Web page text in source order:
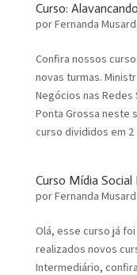
Curso:
porFernanda
Confira nossos
novas turmas.
Negócios nas
Ponta Grossa neste
curso divididos em
Curso Mídia Social
porFernanda
Olá, esse curso já
realizados novos
Intermediário,